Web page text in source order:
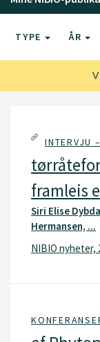
TYPE ÅR
INTERVJU –
framleis
Siri Elise
Hermansen, ...
NIBIO nyheter,